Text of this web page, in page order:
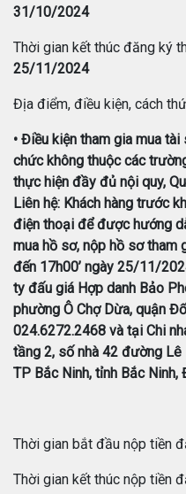
31/10/2024
Thời gian kết thúc đăng ký
25/11/2024
Địa điểm, điều kiện, cách
• Điều kiện tham gia mua
chức không thuộc các
thực hiện đầy đủ nội quy,
Liên hệ: Khách hàng trước
điện thoại để được hướng
mua hồ sơ, nộp hồ sơ tham
đến 17h00’ ngày 25/11/
ty đấu giá Hợp danh Bảo
phường Ô Chợ Dừa, quận
024.6272.2468 và tại Chi
tầng 2, số nhà 42 đường Lê
TP Bắc Ninh, tỉnh Bắc Ninh,
Thời gian bắt đầu nộp tiền
Thời gian kết thúc nộp tiền